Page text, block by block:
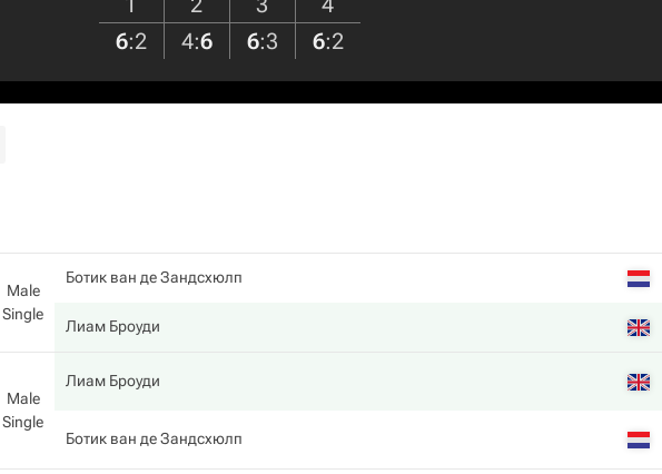
6:2 4:6 6:3 6:2
Male
Single
Ботик ван де Зандсхюлп
Лиам Броуди
Male
Single
Лиам Броуди
Ботик ван де Зандсхюлп